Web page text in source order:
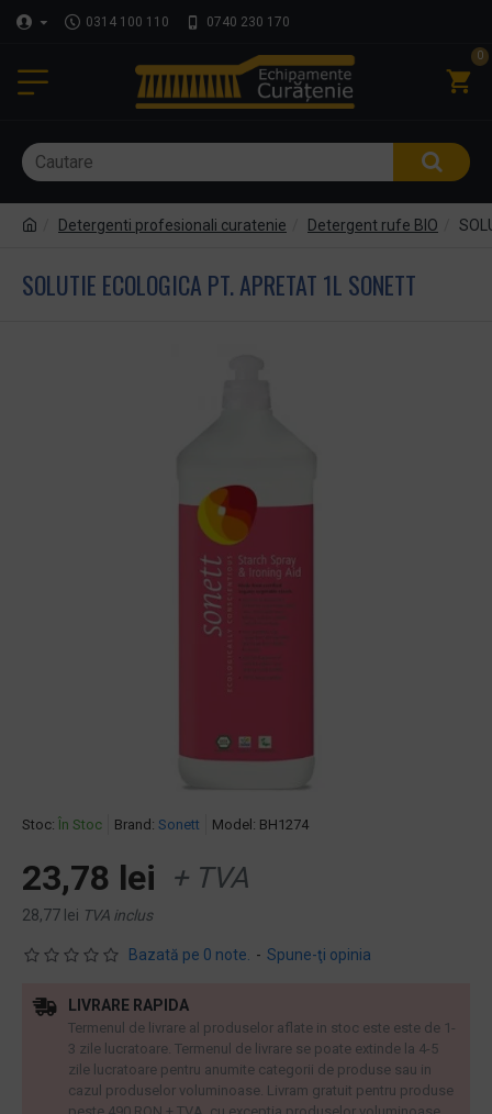
0314 100 110 0740 230 170
0
Detergenti profesionali curatenie Detergent rufe BIO
SOLUTIE ECOLOGICA PT. APRETAT 1L SONETT
Stoc: În Stoc Brand: Sonett Model: BH1274
Bazată pe 0 note. - Spune-ţi opinia
23,78 lei + TVA
28,77 lei TVA inclus
LIVRARE RAPIDA
Termenul de livrare al produselor aflate in stoc este este de 1-
3 zile lucratoare. Termenul de livrare se poate extinde la 4-5
zile lucratoare pentru anumite categorii de produse sau in
cazul produselor voluminoase. Livram gratuit pentru produse